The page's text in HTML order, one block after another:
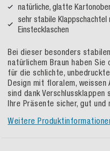
natürliche, glatte
sehr stabile
Einstecklaschen
Bei dieser besonders
natürlichem Braun haben Sie
für die schlichte,
Design mit floralem, weissen
sind dank Verschlussklappen
Ihre Präsente sicher, gut und
Weitere